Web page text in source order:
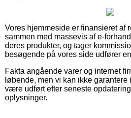
Vores hjemmeside er finansieret af
sammen med massevis af e-
deres produkter, og tager
besøgende på vores side udfører
Fakta angående varer og internet
løbende, men vi kan ikke
være udført efter seneste
oplysninger.